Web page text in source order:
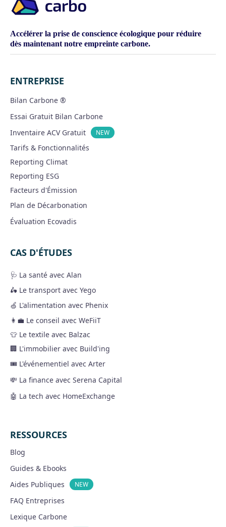
Accélérer la prise de conscience écologique pour réduire
dès maintenant notre empreinte carbone.
ENTREPRISE
Bilan Carbone ®
Essai Gratuit Bilan Carbone
Inventaire ACV Gratuit
NEW
Tarifs & Fonctionnalités
Reporting Climat
Reporting ESG
Facteurs d'Émission
Plan de Décarbonation
Évaluation Ecovadis
CAS D'ÉTUDES
🩺 La santé avec Alan
🛵 Le transport avec Yego
🍏 L'alimentation avec Phenix
👩‍💼 Le conseil avec WeFiiT
👕 Le textile avec Balzac
🏢 L'immobilier avec Build'ing
🎟 L'événementiel avec Arter
💸 La finance avec Serena Capital
🤖 La tech avec HomeExchange
RESSOURCES
Blog
Guides & Ebooks
Aides Publiques
NEW
FAQ Entreprises
Lexique Carbone